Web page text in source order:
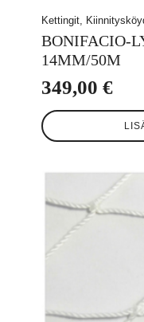
Kettingit,
BONIFACIO-
14MM/50M
349,00 €